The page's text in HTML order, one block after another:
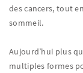
des cancers, tout
sommeil.
Aujourd’hui plus
multiples formes